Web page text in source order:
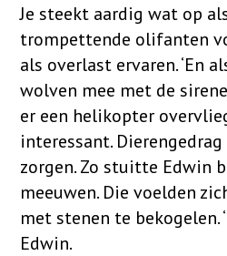
Je steekt aardig wat op
trompettende olifanten
als overlast ervaren. ‘En
wolven mee met de
er een helikopter
interessant.
zorgen. Zo stuitte Edwin
meeuwen. Die voelden
met stenen te bekogelen.
Edwin.